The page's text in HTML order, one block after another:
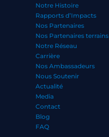
Notre Histoire
Rapports d’Impacts
Nos Partenaires
Nos Partenaires terrains
Notre Réseau
Carrière
Nos Ambassadeurs
Nous Soutenir
Actualité
Media
Contact
Blog
FAQ